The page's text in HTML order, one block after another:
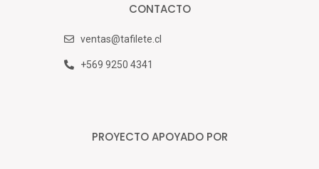
CONTACTO
ventas@tafilete.cl
+569 9250 4341
PROYECTO APOYADO POR